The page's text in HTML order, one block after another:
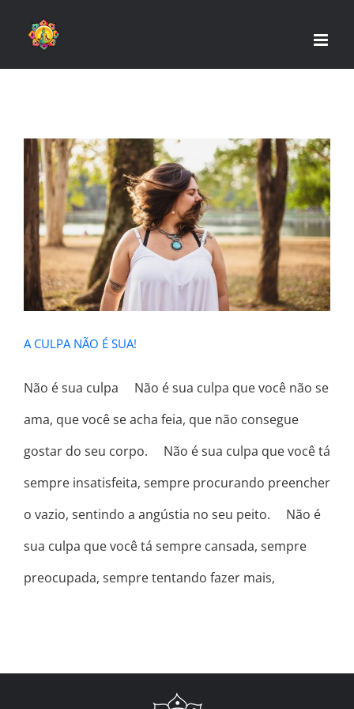
A CULPA NÃO É SUA!
A CULPA NÃO É SUA!
Não é sua culpa ⠀ Não é sua culpa que você não se
ama, que você se acha feia, que não consegue
gostar do seu corpo. ⠀ Não é sua culpa que você tá
sempre insatisfeita, sempre procurando preencher
o vazio, sentindo a angústia no seu peito. ⠀ Não é
sua culpa que você tá sempre cansada, sempre
preocupada, sempre tentando fazer mais,